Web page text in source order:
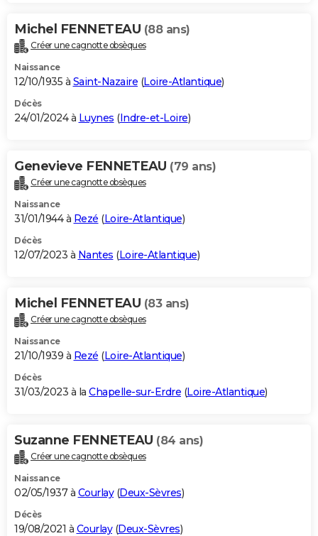
Michel FENNETEAU (88 ans)
Créer une cagnotte obsèques
Naissance
12/10/1935 à Saint-Nazaire (Loire-Atlantique)
Décès
24/01/2024 à Luynes (Indre-et-Loire)
Genevieve FENNETEAU (79 ans)
Créer une cagnotte obsèques
Naissance
31/01/1944 à Rezé (Loire-Atlantique)
Décès
12/07/2023 à Nantes (Loire-Atlantique)
Michel FENNETEAU (83 ans)
Créer une cagnotte obsèques
Naissance
21/10/1939 à Rezé (Loire-Atlantique)
Décès
31/03/2023 à la Chapelle-sur-Erdre (Loire-Atlantique)
Suzanne FENNETEAU (84 ans)
Créer une cagnotte obsèques
Naissance
02/05/1937 à Courlay(Deux-Sèvres)
Décès
19/08/2021 à Courlay(Deux-Sèvres)